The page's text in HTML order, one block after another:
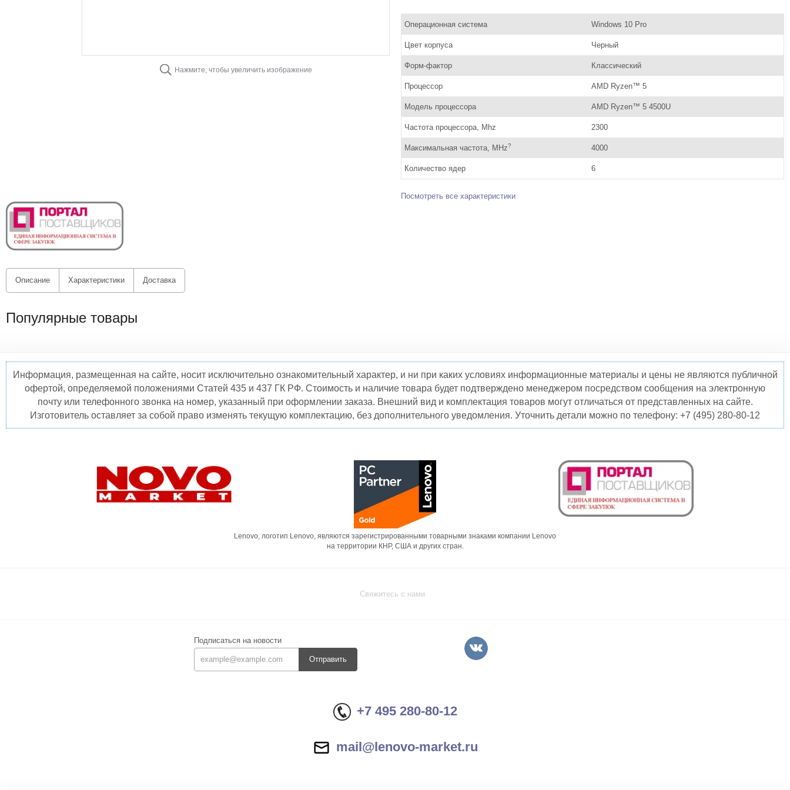
Нажмите, чтобы увеличить изображение
Операционная система Windows 10 Pro
Цвет корпуса Черный
Форм-фактор Классический
Процессор AMD Ryzen™ 5
Модель процессора AMD Ryzen™ 5 4500U
Частота процессора, Mhz 2300
Максимальная частота, MHz? 4000
Количество ядер 6
Посмотреть все характеристики
Описание Характеристики Доставка
Популярные товары
Информация, размещенная на сайте, носит исключительно ознакомительный характер, и ни при каких условиях информационные материалы и цены не являются публичной
офертой, определяемой положениями Статей 435 и 437 ГК РФ. Стоимость и наличие товара будет подтверждено менеджером посредством сообщения на электронную
почту или телефонного звонка на номер, указанный при оформлении заказа. Внешний вид и комплектация товаров могут отличаться от представленных на сайте.
Изготовитель оставляет за собой право изменять текущую комплектацию, без дополнительного уведомления. Уточнить детали можно по телефону: +7 (495) 280-80-12
Lenovo, логотип Lenovo, являются зарегистрированными товарными знаками компании Lenovo
на территории КНР, США и других стран.
Свяжитесь с нами
Подписаться на новости
Отправить
+7 495 280-80-12
mail@lenovo-market.ru